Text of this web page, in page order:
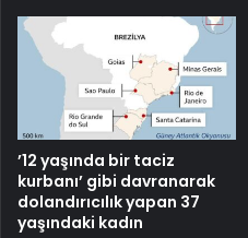
’12 yaşında bir taciz
kurbanı’ gibi davranarak
dolandırıcılık yapan 37
yaşındaki kadın